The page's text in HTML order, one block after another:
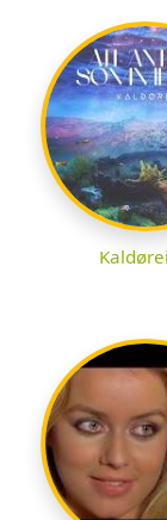
Kaldørei